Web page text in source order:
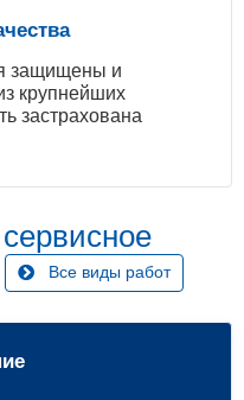
защищены и
крупнейших
застрахована
Все виды работ